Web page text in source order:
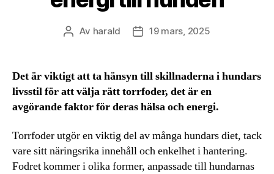
Inläggsförfattare
Av harald Inläggsdatum
19 mars, 2025
Det är viktigt att ta hänsyn till skillnaderna i hundars
livsstil för att välja rätt torrfoder, det är en
avgörande faktor för deras hälsa och energi.
Torrfoder utgör en viktig del av många hundars diet, tack
vare sitt näringsrika innehåll och enkelhet i hantering.
Fodret kommer i olika former, anpassade till hundarnas